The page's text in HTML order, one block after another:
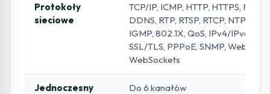
Protokoły
sieciowe
TCP/IP, ICMP, HTTP, HTTPS, FTP,
DDNS, RTP, RTSP, RTCP, NTP,
IGMP, 802.1X, QoS, IPv4/IPv6,
SSL/TLS, PPPoE, SNMP,
WebSockets
Jednoczesny
Do 6 kanałów